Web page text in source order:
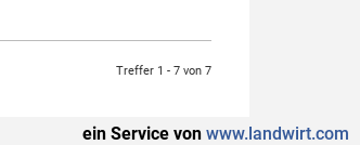
Treffer 1 - 7 von 7
ein Service von www.landwirt.com